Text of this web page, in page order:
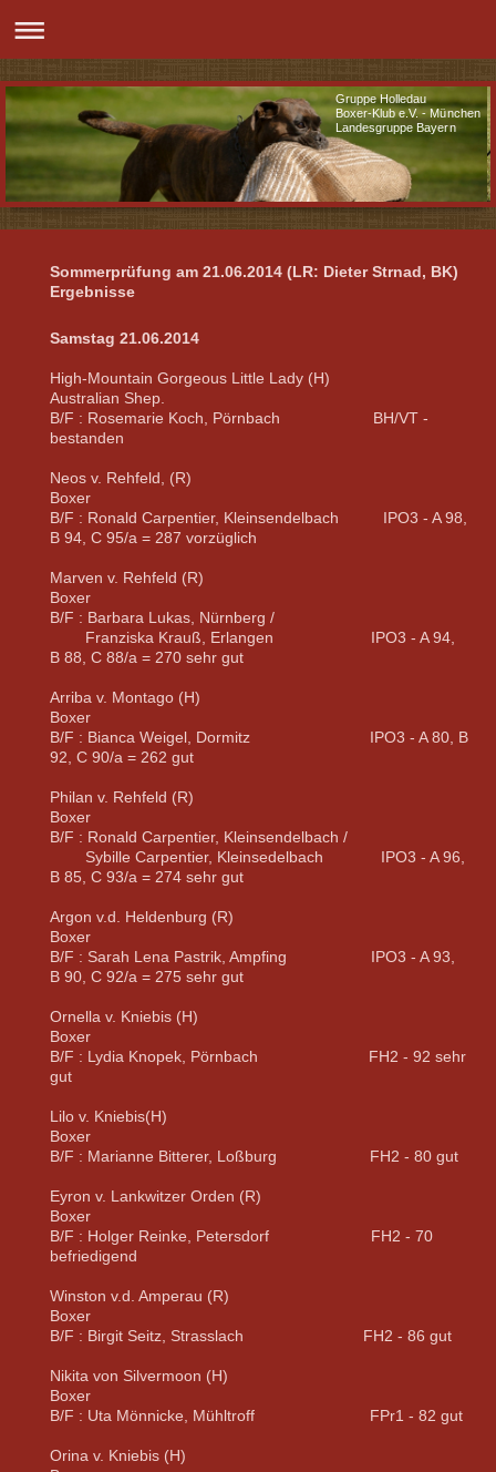
Gruppe Holledau
Boxer-Klub e.V. - München
Landesgruppe Bayern
Sommerprüfung am 21.06.2014 (LR: Dieter Strnad, BK)
Ergebnisse
Samstag 21.06.2014
High-Mountain Gorgeous Little Lady (H)
Australian Shep.
B/F : Rosemarie Koch, Pörnbach BH/VT -
bestanden
Neos v. Rehfeld, (R)
Boxer
B/F : Ronald Carpentier, Kleinsendelbach IPO3 - A 98,
B 94, C 95/a = 287 vorzüglich
Marven v. Rehfeld (R)
Boxer
B/F : Barbara Lukas, Nürnberg /
Franziska Krauß, Erlangen IPO3 - A 94,
B 88, C 88/a = 270 sehr gut
Arriba v. Montago (H)
Boxer
B/F : Bianca Weigel, Dormitz IPO3 - A 80, B
92, C 90/a = 262 gut
Philan v. Rehfeld (R)
Boxer
B/F : Ronald Carpentier, Kleinsendelbach /
Sybille Carpentier, Kleinsedelbach IPO3 - A 96,
B 85, C 93/a = 274 sehr gut
Argon v.d. Heldenburg (R)
Boxer
B/F : Sarah Lena Pastrik, Ampfing IPO3 - A 93,
B 90, C 92/a = 275 sehr gut
Ornella v. Kniebis (H)
Boxer
B/F : Lydia Knopek, Pörnbach FH2 - 92 sehr
gut
Lilo v. Kniebis(H)
Boxer
B/F : Marianne Bitterer, Loßburg FH2 - 80 gut
Eyron v. Lankwitzer Orden (R)
Boxer
B/F : Holger Reinke, Petersdorf FH2 - 70
befriedigend
Winston v.d. Amperau (R)
Boxer
B/F : Birgit Seitz, Strasslach FH2 - 86 gut
Nikita von Silvermoon (H)
Boxer
B/F : Uta Mönnicke, Mühltroff FPr1 - 82 gut
Orina v. Kniebis (H)